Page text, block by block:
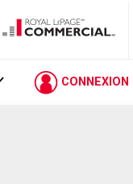
CONNEXION